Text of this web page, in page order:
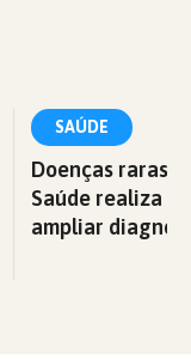
SAÚDE
Doenças raras:
Saúde realiza
ampliar